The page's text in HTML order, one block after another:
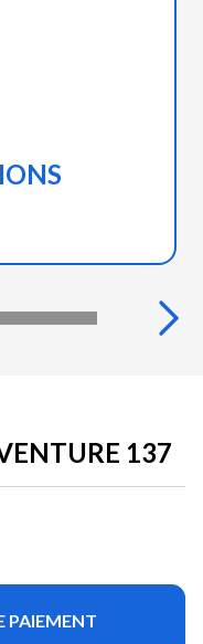
137
PAIEMENT